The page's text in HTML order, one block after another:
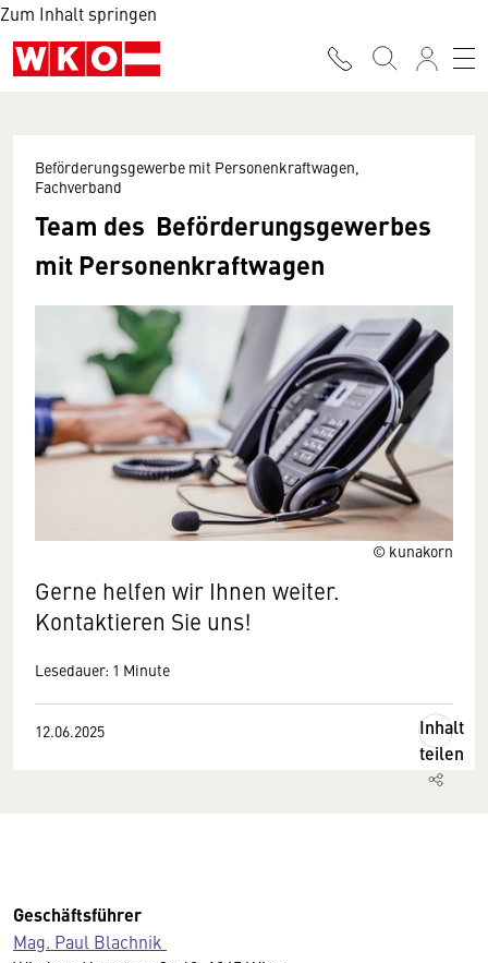
Zum Inhalt springen
© kunakorn
Beförderungsgewerbe mit Personenkraftwagen,
Fachverband
Team des Beförderungsgewerbes
mit Personenkraftwagen
Gerne helfen wir Ihnen weiter.
Kontaktieren Sie uns!
Lesedauer: 1 Minute
12.06.2025
Inhalt
teilen
Geschäftsführer
Mag. Paul Blachnik